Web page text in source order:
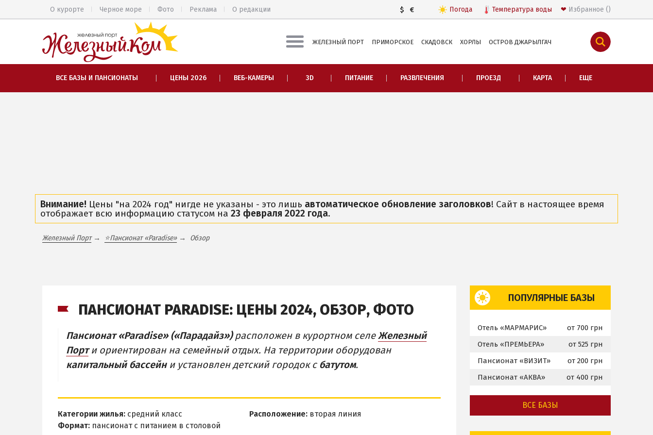
Погода Температура воды ❤ Избранное
$ €
О курорте Черное море Фото Реклама О редакции
ХОРЛЫ
ЖЕЛЕЗНЫЙ ПОРТ ПРИМОРСКОЕ СКАДОВСК ХОРЛЫ ОСТРОВ ДЖАРЫЛГАЧ
ВСЕ БАЗЫ И ПАНСИОНАТЫ ЦЕНЫ 2026 ВЕБ-КАМЕРЫ 3D ПИТАНИЕ РАЗВЛЕЧЕНИЯ ПРОЕЗД КАРТА ЕЩЕ
Внимание! Цены "на 2024 год" нигде не указаны - это лишь автоматическое обновление заголовков! Сайт в настоящее время
отображает всю информацию статусом на 23 февраля 2022 года.
Железный Порт ⭐Пансионат «Paradise» Обзор
ПАНСИОНАТ PARADISE: ЦЕНЫ 2024, ОБЗОР, ФОТО
Пансионат «Paradise» («Парадайз»)расположен в курортном селеЖелезный
Порти ориентирован на семейный отдых. На территории оборудован
капитальный бассейни установлен детский городок с батутом.
Категории жилья: средний класс Расположение: вторая линия
Формат: пансионат с питанием в столовой
ПОПУЛЯРНЫЕ БАЗЫ
Отель «МАРМАРИС»
от 700 грн
Отель «ПРЕМЬЕРА»
от 525 грн
Пансионат «ВИЗИТ»
от 200 грн
Пансионат «АКВА»
от 400 грн
ВСЕ БАЗЫ